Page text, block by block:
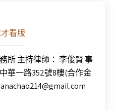
看版
所 主持律師： 李俊賢 事
華一路352號8樓(合作金